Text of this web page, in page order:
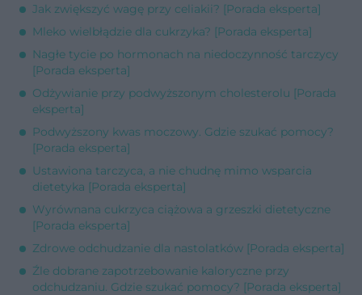
Jak zwiększyć wagę przy celiakii? [Porada eksperta]
Mleko wielbłądzie dla cukrzyka? [Porada eksperta]
Nagłe tycie po hormonach na niedoczynność tarczycy
[Porada eksperta]
Odżywianie przy podwyższonym cholesterolu [Porada
eksperta]
Podwyższony kwas moczowy. Gdzie szukać pomocy?
[Porada eksperta]
Ustawiona tarczyca, a nie chudnę mimo wsparcia
dietetyka [Porada eksperta]
Wyrównana cukrzyca ciążowa a grzeszki dietetyczne
[Porada eksperta]
Zdrowe odchudzanie dla nastolatków [Porada eksperta]
Źle dobrane zapotrzebowanie kaloryczne przy
odchudzaniu. Gdzie szukać pomocy? [Porada eksperta]